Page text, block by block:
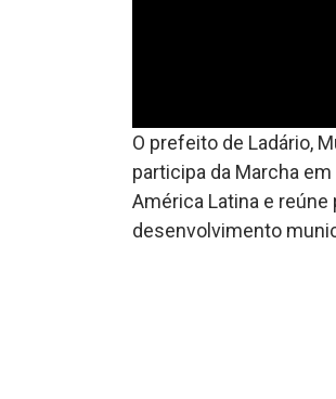
O prefeito de Ladário,
participa da Marcha
América Latina e
desenvolvimento